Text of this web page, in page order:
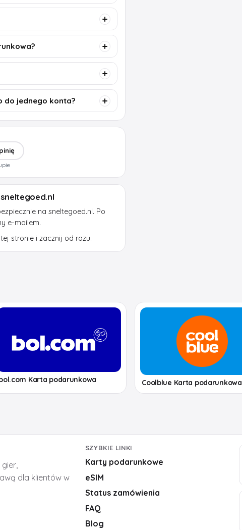
do jednego konta?
na sneltegoed.nl. Po
e-mailem.
stronie i zacznij od razu.
Karta podarunkowa Coolblue Karta podarunkowa
dla klientów w
SZYBKIE LINKI
Karty podarunkowe
eSIM
Status zamówienia
FAQ
Blog